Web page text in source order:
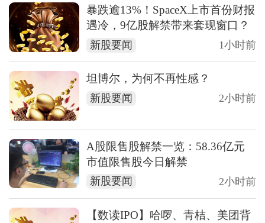
暴跌逾13%！SpaceX上市首份财报
遇冷，9亿股解禁带来套现窗口？
新股要闻 1小时前
坦博尔，为何不再性感？
新股要闻 2小时前
A股限售股解禁一览：58.36亿元
市值限售股今日解禁
新股要闻 2小时前
【数读IPO】哈啰、青桔、美团背